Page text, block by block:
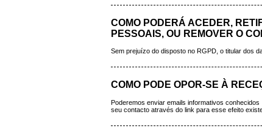
COMO PODERÁ ACEDER,
PESSOAIS, OU REMOVER O
Sem prejuízo do disposto no RGPD, o titular dos
COMO PODE OPOR-SE À
Poderemos enviar emails informativos
seu contacto através do link para esse efeito